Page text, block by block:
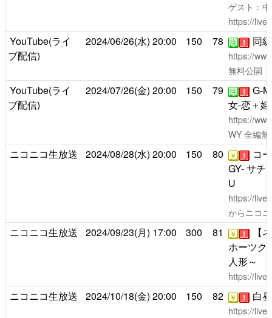
ゲスト：
https://
YouTube(ライ
ブ配信)
2024/06/26(水) 20:00 150 78 注 ！ 同
https://
無料公開
YouTube(ライ
ブ配信)
2024/07/26(金) 20:00 150 79 注 ！
G-
女-恋＋
https://
WY 全編
ニコニコ生放送 2024/08/28(水) 20:00 150 80 ￥ ！
コ
GY- サチ
U
https://
からニコ
ニコニコ生放送 2024/09/23(月) 17:00 300 81 ￥ ！
【
ホーツク
人形～
https://
ニコニコ生放送 2024/10/18(金) 20:00 150 82 ￥ ！ 白
https://